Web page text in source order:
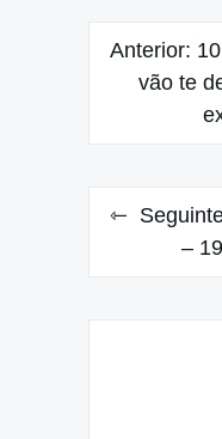
Anterior:
vão te
–